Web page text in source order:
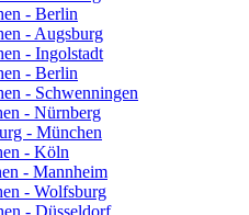
- Berlin
- Augsburg
- Ingolstadt
- Berlin
- Schwenningen
- Nürnberg
- München
- Köln
- Mannheim
- Wolfsburg
- Düsseldorf